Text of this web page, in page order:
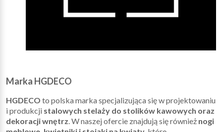
Marka HGDECO
HGDECO to polska marka specjalizująca się w projektowaniu
i produkcji stalowych stelaży do stolików kawowych oraz
dekoracji wnętrz. W naszej ofercie znajdują się również nogi